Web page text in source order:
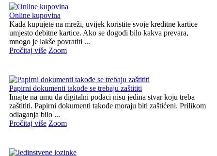
Online kupovina
Kada kupujete na mreži, uvijek koristite svoje kreditne kartice
umjesto debitne kartice. Ako se dogodi bilo kakva prevara,
mnogo je lakše povratiti ...
Pročitaj više Zoom
Papirni dokumenti takođe se trebaju zaštititi
Imajte na umu da digitalni podaci nisu jedina stvar koju treba
zaštititi. Papirni dokumenti takođe moraju biti zaštićeni. Prilikom
odlaganja bilo ...
Pročitaj više Zoom